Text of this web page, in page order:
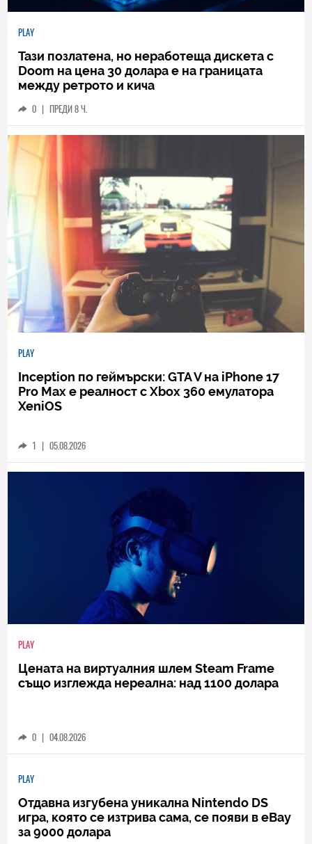
PLAY
Тази позлатена, но неработеща дискета с
Doom на цена 30 долара е на границата
между ретрото и кича
0 | ПРЕДИ 8 Ч.
PLAY
Inception по геймърски: GTA V на iPhone 17
Pro Max е реалност с Xbox 360 емулатора
XeniOS
1 | 05.08.2026
PLAY
Цената на виртуалния шлем Steam Frame
също изглежда нереална: над 1100 долара
0 | 04.08.2026
PLAY
Отдавна изгубена уникална Nintendo DS
игра, която се изтрива сама, се появи в eBay
за 9000 долара